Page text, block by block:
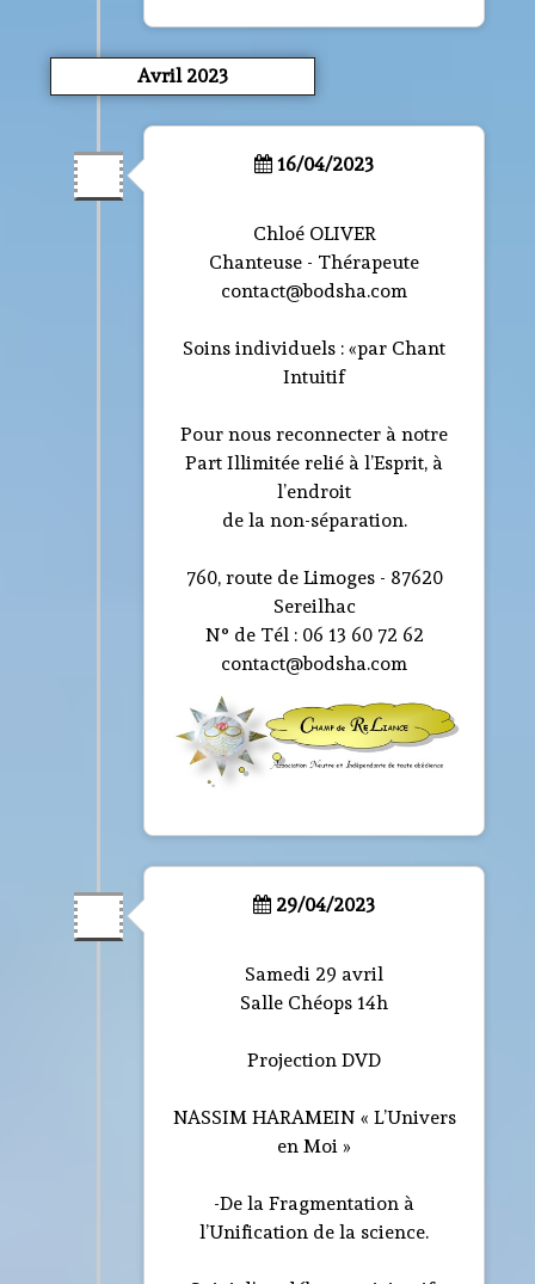
Avril 2023
16/04/2023
Chloé OLIVER
Chanteuse - Thérapeute
contact@bodsha.com
Soins individuels : «par Chant
Intuitif
Pour nous reconnecter à notre
Part Illimitée relié à l’Esprit, à
l’endroit
de la non-séparation.
760, route de Limoges - 87620
Sereilhac
N° de Tél : 06 13 60 72 62
contact@bodsha.com
29/04/2023
Samedi 29 avril
Salle Chéops 14h
Projection DVD
NASSIM HARAMEIN « L’Univers
en Moi »
-De la Fragmentation à
l’Unification de la science.